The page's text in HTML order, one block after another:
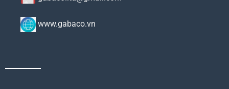
www.gabaco.vn